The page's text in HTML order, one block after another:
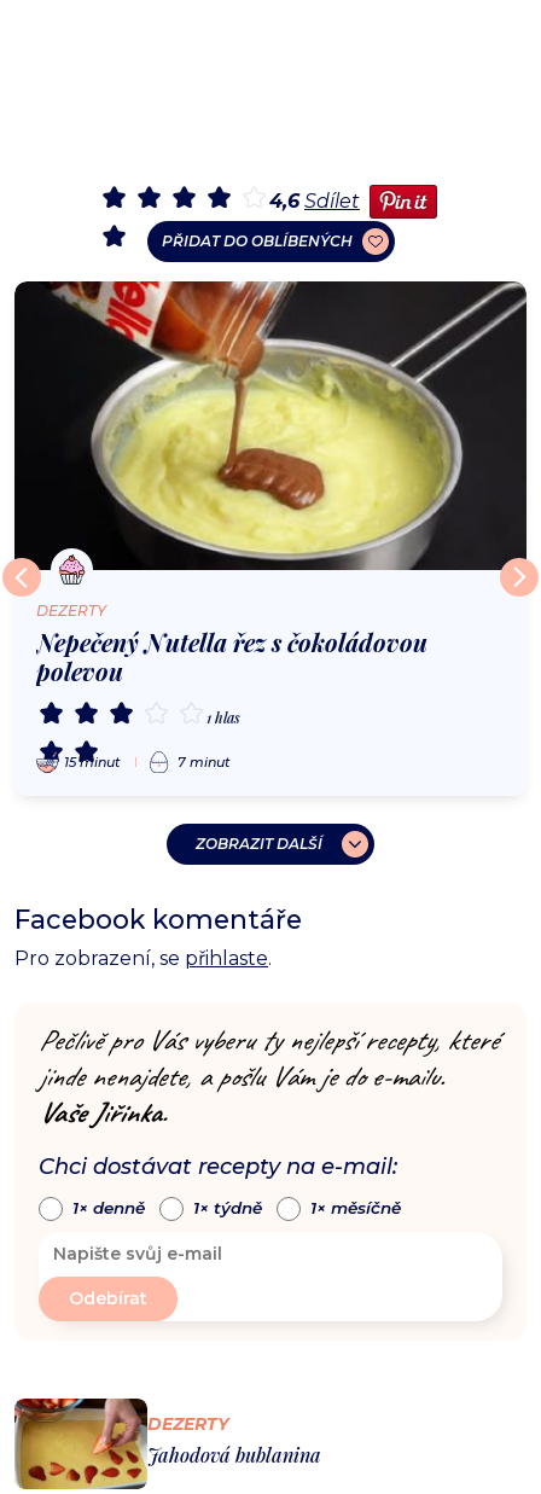
4,6 Sdílet
PŘIDAT DO OBLÍBENÝCH
DEZERTY
Nepečený Nutella řez s čokoládovou
polevou
1 hlas
15 minut 7 minut
ZOBRAZIT DALŠÍ
Facebook komentáře
Pro zobrazení, se přihlaste.
Pečlivě pro Vás vyberu ty nejlepší recepty, které
jinde nenajdete, a pošlu Vám je do e-mailu.
Vaše Jiřinka.
Chci dostávat recepty na e-mail:
1× denně 1× týdně 1× měsíčně
DEZERTY
Jahodová bublanina